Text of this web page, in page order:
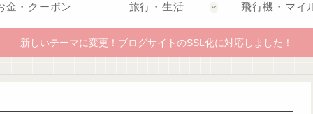
金・クーポン 旅行・生活 飛行機・マイ
新しいテーマに変更！ブログサイトのSSL化に対応しました！